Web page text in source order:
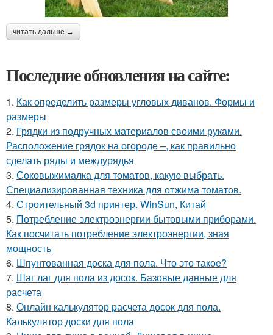
читать дальше →
Последние обновления на сайте:
1. Как определить размеры угловых диванов. Формы и
размеры
2. Грядки из подручных материалов своими руками.
Расположение грядок на огороде –, как правильно
сделать ряды и междурядья
3. Соковыжималка для томатов, какую выбрать.
Специализированная техника для отжима томатов.
4. Строительный 3d принтер. WinSun, Китай
5. Потребление электроэнергии бытовыми приборами.
Как посчитать потребление электроэнергии, зная
мощность
6. Шпунтованная доска для пола. Что это такое?
7. Шаг лаг для пола из досок. Базовые данные для
расчета
8. Онлайн калькулятор расчета досок для пола.
Калькулятор доски для пола